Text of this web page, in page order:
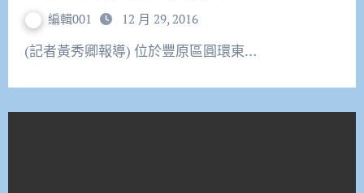
編輯001 12 月 29, 2016
(記者黃秀卿報導) 位於豐原區圓環東…